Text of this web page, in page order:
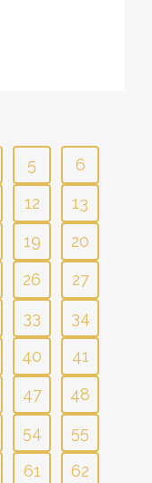
5
6
12
13
19
20
26
27
33
34
40
41
47
48
54
55
61
62